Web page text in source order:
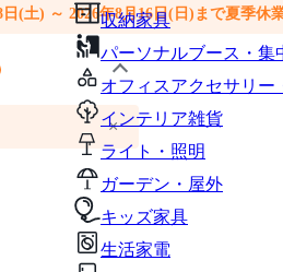
収納家具
パーソナルブース・集
オフィスアクセサリー
インテリア雑貨
ライト・照明
ガーデン・屋外
キッズ家具
生活家電
(土) ～ 2026年8月16日(日)まで夏季休
×